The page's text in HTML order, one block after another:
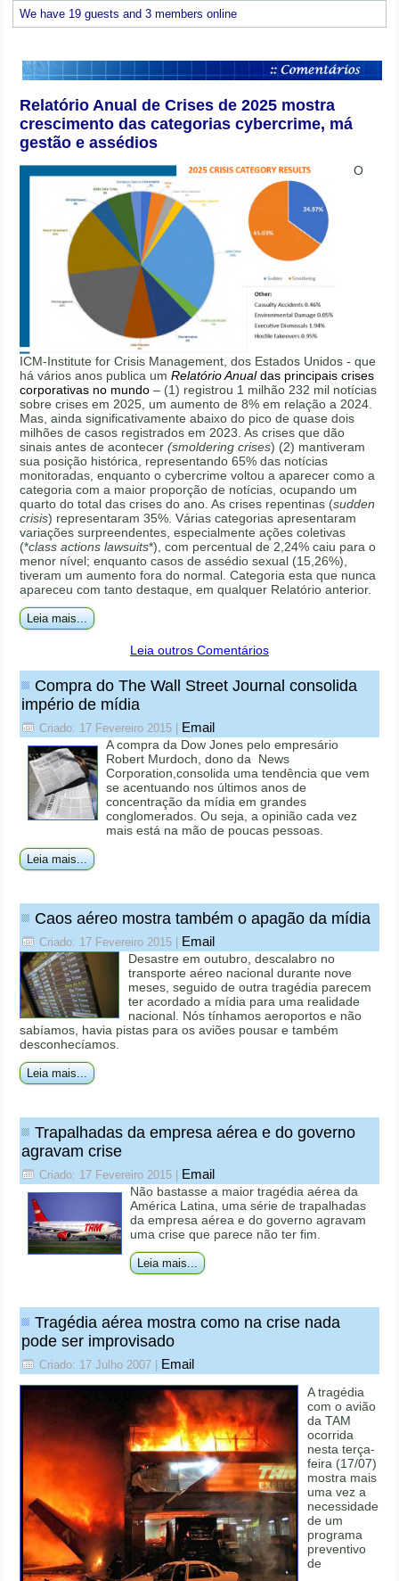
We have 19 guests and 3 members online
Relatório Anual de Crises de 2025 mostra
crescimento das categorias cybercrime, má
gestão e assédios
O
ICM-Institute for Crisis Management, dos Estados Unidos - que
há vários anos publica umRelatório Anualdas principais crises
corporativas no mundo – (1) registrou 1 milhão 232 mil notícias
sobre crises em 2025, um aumento de 8% em relação a 2024.
Mas, ainda significativamente abaixo do pico de quase dois
milhões de casos registrados em 2023. As crises que dão
sinais antes de acontecer(smoldering crises) (2) mantiveram
sua posição histórica, representando 65% das notícias
monitoradas, enquanto o cybercrime voltou a aparecer como a
categoria com a maior proporção de notícias, ocupando um
quarto do total das crises do ano. As crises repentinas (sudden
crisis) representaram 35%. Várias categorias apresentaram
variações surpreendentes, especialmente ações coletivas
(*class actions lawsuits*), com percentual de 2,24% caiu para o
menor nível; enquanto casos de assédio sexual (15,26%),
tiveram um aumento fora do normal. Categoria esta que nunca
apareceu com tanto destaque, em qualquer Relatório anterior.
Leia mais...
Leia outros Comentários
Compra do The Wall Street Journal consolida
império de mídia
Criado: 17 Fevereiro 2015 Email
A compra da Dow Jones pelo empresário
Robert Murdoch, dono da News
Corporation,consolida uma tendência que vem
se acentuando nos últimos anos de
concentração da mídia em grandes
conglomerados. Ou seja, a opinião cada vez
mais está na mão de poucas pessoas.
Leia mais...
Caos aéreo mostra também o apagão da mídia
Criado: 17 Fevereiro 2015 Email
Desastre em outubro, descalabro no
transporte aéreo nacional durante nove
meses, seguido de outra tragédia parecem
ter acordado a mídia para uma realidade
nacional. Nós tínhamos aeroportos e não
sabíamos, havia pistas para os aviões pousar e também
desconhecíamos.
Leia mais...
Trapalhadas da empresa aérea e do governo
agravam crise
Criado: 17 Fevereiro 2015 Email
Não bastasse a maior tragédia aérea da
América Latina, uma série de trapalhadas
da empresa aérea e do governo agravam
uma crise que parece não ter fim.
Leia mais...
Tragédia aérea mostra como na crise nada
pode ser improvisado
Criado: 17 Julho 2007 Email
A tragédia
com o avião
da TAM
ocorrida
nesta terça-
feira (17/07)
mostra mais
uma vez a
necessidade
de um
programa
preventivo
de